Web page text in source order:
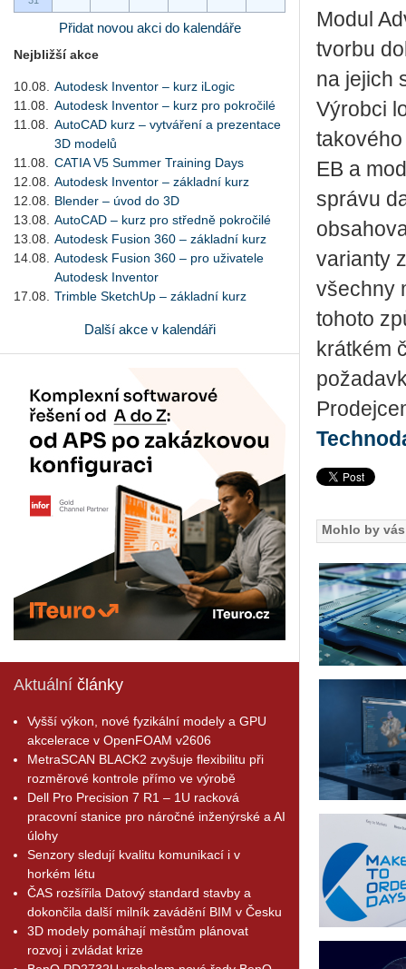
Přidat novou akci do kalendáře
Nejbližší akce
10.08.
Autodesk Inventor – kurz iLogic
11.08.
Autodesk Inventor – kurz pro pokročilé
11.08.
AutoCAD kurz – vytváření a prezentace
3D modelů
11.08.
CATIA V5 Summer Training Days
12.08.
Autodesk Inventor – základní kurz
12.08.
Blender – úvod do 3D
13.08.
AutoCAD – kurz pro středně pokročilé
13.08.
Autodesk Fusion 360 – základní kurz
14.08.
Autodesk Fusion 360 – pro uživatele
Autodesk Inventor
17.08.
Trimble SketchUp – základní kurz
Další akce v kalendáři
Aktuální články
Vyšší výkon, nové fyzikální modely a GPU
akcelerace v OpenFOAM v2606
MetraSCAN BLACK2 zvyšuje flexibilitu při
rozměrové kontrole přímo ve výrobě
Dell Pro Precision 7 R1 – 1U racková
pracovní stanice pro náročné inženýrské a AI
úlohy
Senzory sledují kvalitu komunikací i v
horkém létu
ČAS rozšířila Datový standard stavby a
dokončila další milník zavádění BIM v Česku
3D modely pomáhají městům plánovat
rozvoj i zvládat krize
Modul
tvorbu
na jejich
Výrobci
EB a
správu
varianty
všechny
tohoto
krátkém
Mohlo by